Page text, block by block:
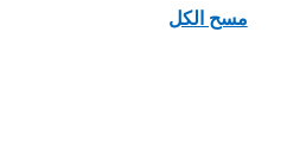
مسح الكل